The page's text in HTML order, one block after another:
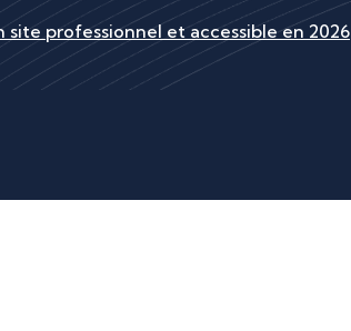
professionnel et accessible en 2026